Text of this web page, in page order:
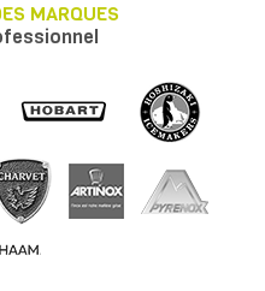
MARQUES